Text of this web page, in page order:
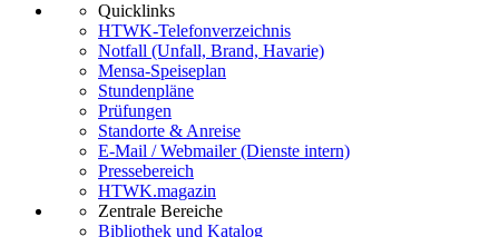
Quicklinks
HTWK-Telefonverzeichnis
Notfall (Unfall, Brand, Havarie)
Mensa-Speiseplan
Stundenpläne
Prüfungen
Standorte & Anreise
E-Mail / Webmailer (Dienste intern)
Pressebereich
HTWK.magazin
Zentrale Bereiche
Bibliothek und Katalog